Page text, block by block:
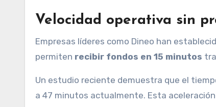
Velocidad operativa sin
Empresas líderes como Dineo han
permiten recibir fondos en 15 minutos
Un estudio reciente demuestra que el
a 47 minutos actualmente. Esta